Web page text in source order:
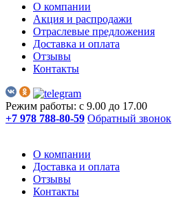
О компании
Акция и распродажи
Отраслевые предложения
Доставка и оплата
Отзывы
Контакты
Режим работы: с 9.00 до 17.00
+7 978 788-80-59 Обратный звонок
О компании
Доставка и оплата
Отзывы
Контакты